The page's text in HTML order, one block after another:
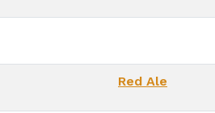
Red Ale